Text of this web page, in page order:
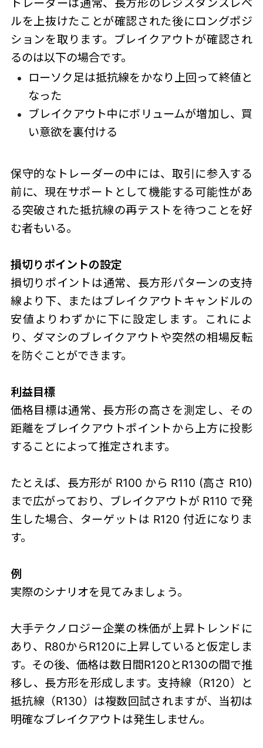
トレーダーは通常、長方形のレジスタンスレベ
ルを上抜けたことが確認された後にロングポジ
ションを取ります。ブレイクアウトが確認され
るのは以下の場合です。
ローソク足は抵抗線をかなり上回って終値と
なった
ブレイクアウト中にボリュームが増加し、買
い意欲を裏付ける
保守的なトレーダーの中には、取引に参入する
前に、現在サポートとして機能する可能性があ
る突破された抵抗線の再テストを待つことを好
む者もいる。
損切りポイントの設定
損切りポイントは通常、長方形パターンの支持
線より下、またはブレイクアウトキャンドルの
安値よりわずかに下に設定します。これによ
り、ダマシのブレイクアウトや突然の相場反転
を防ぐことができます。
利益目標
価格目標は通常、長方形の高さを測定し、その
距離をブレイクアウトポイントから上方に投影
することによって推定されます。
たとえば、長方形が R100 から R110 (高さ R10)
まで広がっており、ブレイクアウトが R110 で発
生した場合、ターゲットは R120 付近になりま
す。
例
実際のシナリオを見てみましょう。
大手テクノロジー企業の株価が上昇トレンドに
あり、R80からR120に上昇していると仮定しま
す。その後、価格は数日間R120とR130の間で推
移し、長方形を形成します。支持線（R120）と
抵抗線（R130）は複数回試されますが、当初は
明確なブレイクアウトは発生しません。